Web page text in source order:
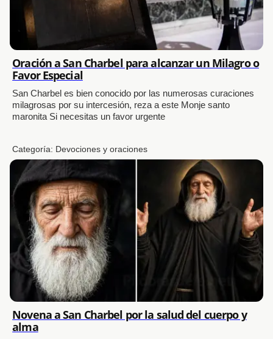
Oración a San Charbel para alcanzar un Milagro o
Favor Especial
San Charbel es bien conocido por las numerosas curaciones
milagrosas por su intercesión, reza a este Monje santo
maronita Si necesitas un favor urgente
Categoría: Devociones y oraciones
Novena a San Charbel por la salud del cuerpo y
alma